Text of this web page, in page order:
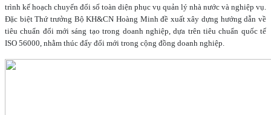
trình kế hoạch chuyển đổi số toàn diện phục vụ quản lý nhà nước và nghiệp vụ.
Đặc biệt Thứ trưởng Bộ KH&CN Hoàng Minh đề xuất xây dựng hướng dẫn về
tiêu chuẩn đổi mới sáng tạo trong doanh nghiệp, dựa trên tiêu chuẩn quốc tế
ISO 56000, nhằm thúc đẩy đổi mới trong cộng đồng doanh nghiệp.